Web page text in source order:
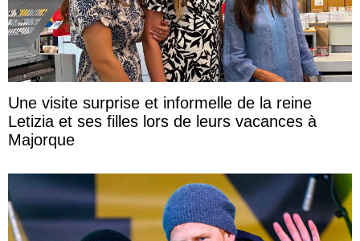
Une visite surprise et informelle de la reine
Letizia et ses filles lors de leurs vacances à
Majorque